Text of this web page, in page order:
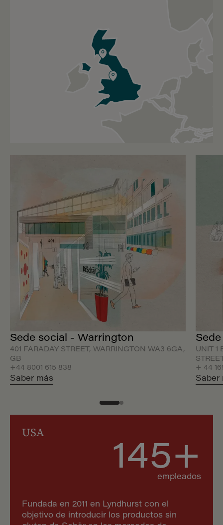
producción de pan fresco sin alérgenos.
Sede social - Warrington
401 FARADAY STREET, WARRINGTON WA3 6GA,
GB
+44 8001 615 838
Saber más
UNIT 1
+ 44
Saber
USA
145+
empleados
Fundada en 2011 en Lyndhurst con el
objetivo de introducir los productos sin